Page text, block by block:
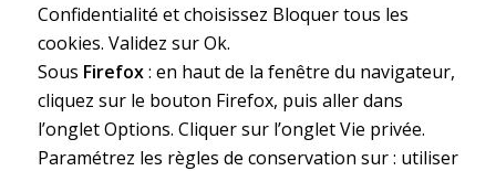
Confidentialité et choisissez Bloquer tous les
cookies. Validez sur Ok.
Sous Firefox: en haut de la fenêtre du navigateur,
cliquez sur le bouton Firefox, puis aller dans
l’onglet Options. Cliquer sur l’onglet Vie privée.
Paramétrez les règles de conservation sur : utiliser